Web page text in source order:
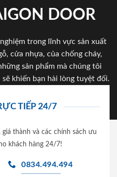
DOOR
trong lĩnh vực sản xuất
cửa nhựa, của chống cháy,
sản phẩm mà chúng tôi
khiến bạn hài lòng tuyệt đối.
TIẾP 24/7
thành và các chính sách ưu
khách hàng 24/7!
0834.494.494